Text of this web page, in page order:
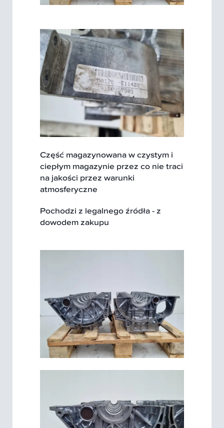
Część magazynowana w czystym i
ciepłym magazynie przez co nie traci
na jakości przez warunki
atmosferyczne
Pochodzi z legalnego źródła - z
dowodem zakupu